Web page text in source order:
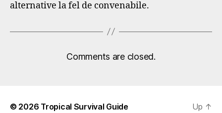
alternative la fel de convenabile.
Comments are closed.
© 2026 Tropical Survival Guide Up ↑